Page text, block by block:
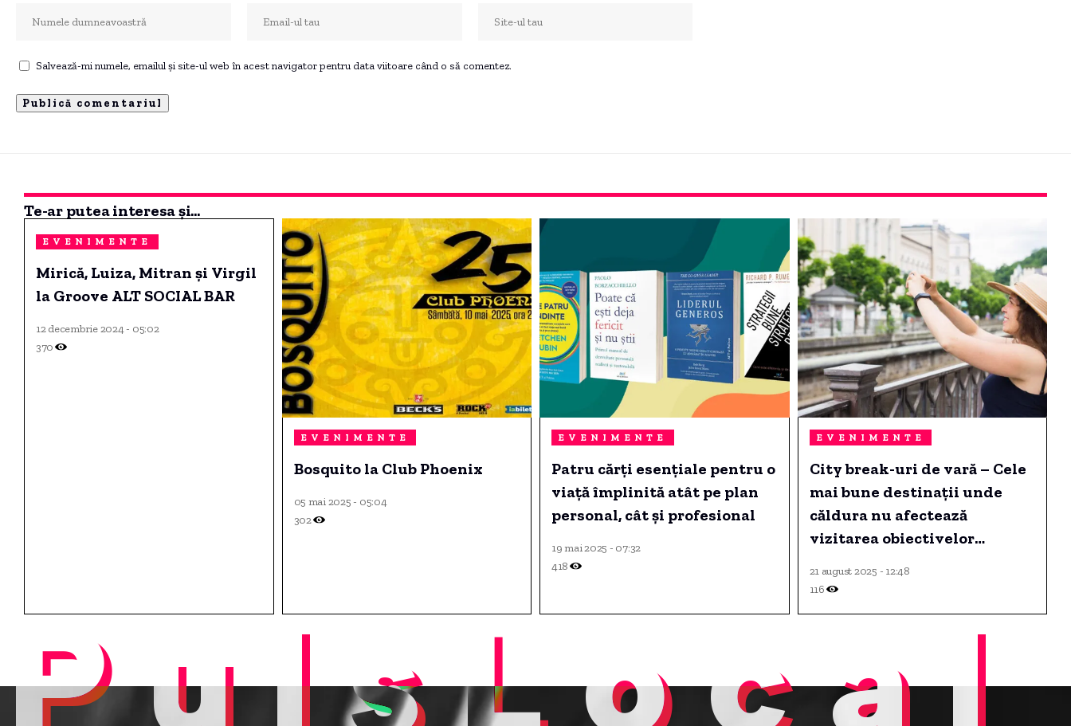
Salvează-mi numele, emailul și site-ul web în acest navigator pentru data viitoare când o să comentez.
Te-ar putea interesa și...
EVENIMENTE
Mirică, Luiza, Mitran și Virgil
la Groove ALT SOCIAL BAR
12 decembrie 2024 - 05:02
370
EVENIMENTE
Bosquito la Club Phoenix
05 mai 2025 - 05:04
302
EVENIMENTE
Patru cărți esențiale pentru o
viață împlinită atât pe plan
personal, cât și profesional
19 mai 2025 - 07:32
418
EVENIMENTE
City break-uri de vară – Cele
mai bune destinații unde
căldura nu afectează
vizitarea obiectivelor
21 august 2025 - 12:48
116
PulsLocal